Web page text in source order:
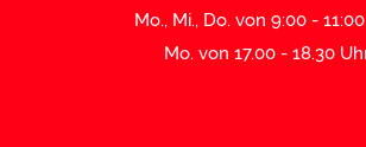
Mo., Mi., Do. von 9:00 -
Mo. von 17.00 - 18.30